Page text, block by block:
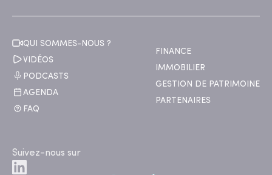
QUI SOMMES-NOUS ?
VIDÉOS
PODCASTS
AGENDA
FAQ
FINANCE
IMMOBILIER
GESTION DE PATRIMOINE
PARTENAIRES
Suivez-nous sur